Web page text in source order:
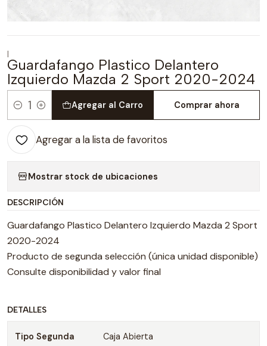
|
Guardafango Plastico Delantero
Izquierdo Mazda 2 Sport 2020-2024
Cantidad
Agregar al Carro Comprar ahora
Agregar a la lista de favoritos
Mostrar stock de ubicaciones
DESCRIPCIÓN
Guardafango Plastico Delantero Izquierdo Mazda 2 Sport
2020-2024
Producto de segunda selección (única unidad disponible)
Consulte disponibilidad y valor final
DETALLES
Tipo Segunda
Caja Abierta